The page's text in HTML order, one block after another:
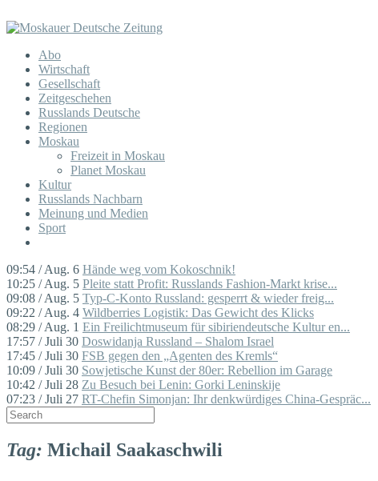
Abo
Wirtschaft
Gesellschaft
Zeitgeschehen
Russlands Deutsche
Regionen
Moskau
Freizeit in Moskau
Planet Moskau
Kultur
Russlands Nachbarn
Meinung und Medien
Sport
09:54 / Aug. 6 Hände weg vom Kokoschnik!
10:25 / Aug. 5 Pleite statt Profit: Russlands Fashion-Markt krise...
09:08 / Aug. 5 Typ-C-Konto Russland: gesperrt & wieder freig...
09:22 / Aug. 4 Wildberries Logistik: Das Gewicht des Klicks
08:29 / Aug. 1 Ein Freilichtmuseum für sibiriendeutsche Kultur en...
17:57 / Juli 30 Doswidanja Russland – Shalom Israel
17:45 / Juli 30 FSB gegen den „Agenten des Kremls“
10:09 / Juli 30 Sowjetische Kunst der 80er: Rebellion im Garage
10:42 / Juli 28 Zu Besuch bei Lenin: Gorki Leninskije
07:23 / Juli 27 RT-Chefin Simonjan: Ihr denkwürdiges China-Gespräc...
Tag: Michail Saakaschwili